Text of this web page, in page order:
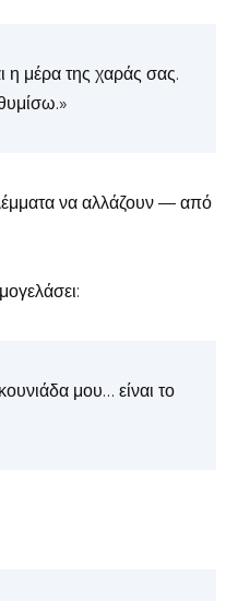
η μέρα της χαράς σας.
να αλλάζουν — από
μου… είναι το